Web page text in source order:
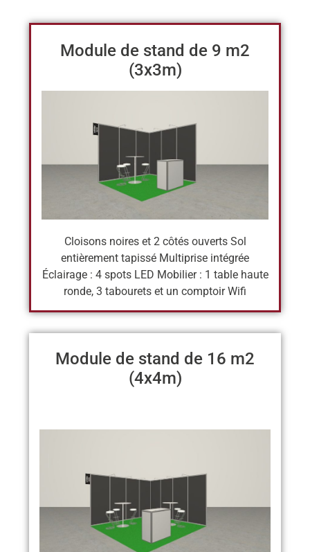
Module de stand de 9 m2
(3x3m)
Cloisons noires et 2 côtés ouverts Sol
entièrement tapissé Multiprise intégrée
Éclairage : 4 spots LED Mobilier : 1 table haute
ronde, 3 tabourets et un comptoir Wifi
Module de stand de 16 m2
(4x4m)